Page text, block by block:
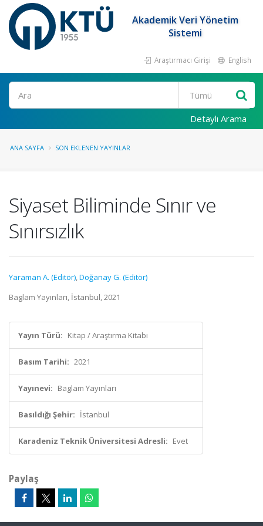
Akademik Veri Yönetim
Sistemi
Araştırmacı Girişi English
Ara
Detaylı Arama
ANA SAYFA SON EKLENEN YAYINLAR
Siyaset Biliminde Sınır ve
Sınırsızlık
Yaraman A. (Editör),Doğanay G. (Editör)
Baglam Yayınları, İstanbul, 2021
Yayın Türü: Kitap / Araştırma Kitabı
Basım Tarihi: 2021
Yayınevi: Baglam Yayınları
Basıldığı Şehir: İstanbul
Karadeniz Teknik Üniversitesi Adresli: Evet
Paylaş